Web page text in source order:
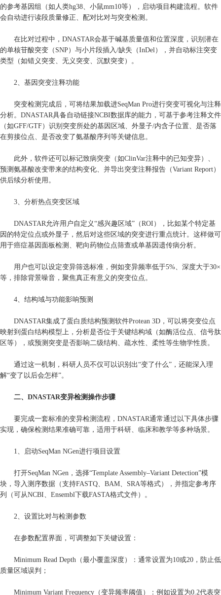
的参考基因组（如人类hg38、小鼠mm10等），启动项目构建流程。软件
会自动进行读段质量修正、配对比对与突变检测。
在比对过程中，DNASTAR会基于碱基质量值和位置深度，识别潜在
的单核苷酸突变（SNP）与小片段插入/缺失（InDel），并自动标注突变
类型（如错义突变、无义突变、沉默突变）。
2、基因突变注释功能
突变检测完成后，可将结果加载进SeqMan Pro进行突变可视化与注释
分析。DNASTAR具备自动链接NCBI数据库的能力，可基于参考注释文件
（如GFF/GTF）识别突变所处的基因区域、外显子/内含子位置、是否落
在剪接位点、是否改变了氨基酸序列等关键信息。
此外，软件还可以标记致病突变（如ClinVar注释中的已知变异）、
预测氨基酸改变带来的结构变化、并导出突变注释报告（Variant Report）
供后续分析使用。
3、分析热点突变区域
DNASTAR允许用户自定义“感兴趣区域”（ROI），比如某个特定基
因的特定位点或外显子，然后对这些区域的突变进行重点统计。这样做可
用于癌症基因面板检测、靶向药物位点筛查或单基因遗传病分析。
用户也可以设定变异筛选标准，例如变异频率低于5%、深度大于30×
等，排除背景噪音，聚焦真正有意义的突变位点。
4、结构域与功能影响预测
DNASTAR集成了蛋白质结构预测软件Protean 3D，可以将突变位点
映射到蛋白结构模型上，分析是否位于关键结构域（如酶活位点、信号肽
区等），或预测突变是否影响二级结构、疏水性、柔性等生物学性质。
通过这一机制，科研人员不仅可以识别出“变了什么”，还能深入理
解“变了以后会怎样”。
二、DNASTAR变异检测操作步骤
要完成一套标准的变异检测流程，DNASTAR通常通过以下具体步骤
实现，确保检测结果准确可靠，适用于科研、临床和教学等多种场景。
1、启动SeqMan NGen进行项目设置
打开SeqMan NGen，选择“Template Assembly–Variant Detection”模
块，导入测序数据（支持FASTQ、BAM、SRA等格式），并指定参考序
列（可从NCBI、Ensembl下载FASTA格式文件）。
2、设置比对与检测参数
在参数配置界面，可调整如下关键设置：
Minimum Read Depth（最小覆盖深度）：通常设置为10或20，防止低
质量区域误判；
Minimum Variant Frequency（变异频率阈值）：例如设置为0.2代表突